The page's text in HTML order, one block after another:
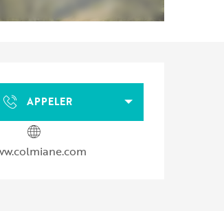
et coordonnées
APPELER